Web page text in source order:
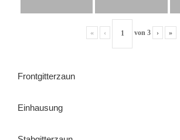
« ‹ von 3 › »
Frontgitterzaun
Einhausung